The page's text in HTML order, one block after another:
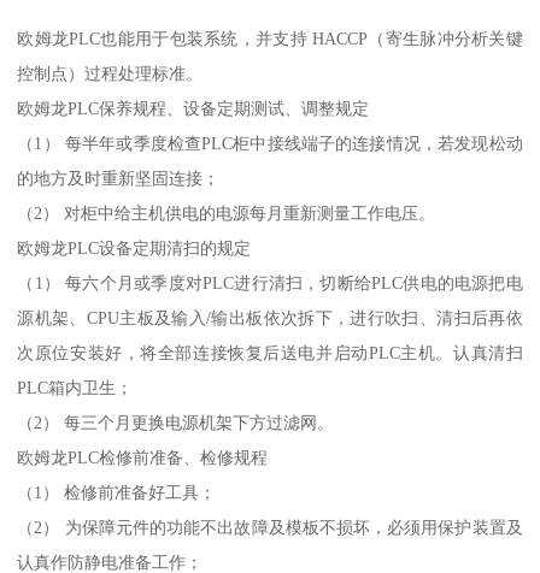
欧姆龙PLC也能用于包装系统，并支持 HACCP（寄生脉冲分析关键
控制点）过程处理标准。
欧姆龙PLC保养规程、设备定期测试、调整规定
（1） 每半年或季度检查PLC柜中接线端子的连接情况，若发现松动
的地方及时重新坚固连接；
（2） 对柜中给主机供电的电源每月重新测量工作电压。
欧姆龙PLC设备定期清扫的规定
（1） 每六个月或季度对PLC进行清扫，切断给PLC供电的电源把电
源机架、CPU主板及输入/输出板依次拆下，进行吹扫、清扫后再依
次原位安装好，将全部连接恢复后送电并启动PLC主机。认真清扫
PLC箱内卫生；
（2） 每三个月更换电源机架下方过滤网。
欧姆龙PLC检修前准备、检修规程
（1） 检修前准备好工具；
（2） 为保障元件的功能不出故障及模板不损坏，必须用保护装置及
认真作防静电准备工作；